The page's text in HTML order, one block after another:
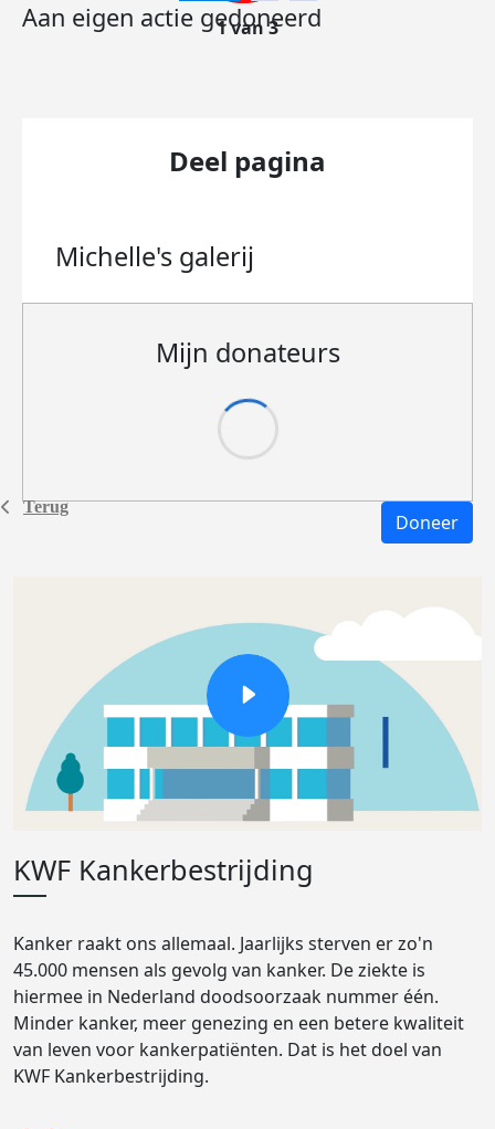
Terug
Aan eigen actie gedoneerd
1 van 3
Deel pagina
Michelle's galerij
Mijn donateurs
Doneer
KWF Kankerbestrijding
Kanker raakt ons allemaal. Jaarlijks sterven er zo'n
45.000 mensen als gevolg van kanker. De ziekte is
hiermee in Nederland doodsoorzaak nummer één.
Minder kanker, meer genezing en een betere kwaliteit
van leven voor kankerpatiënten. Dat is het doel van
KWF Kankerbestrijding.